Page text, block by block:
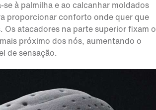
se à palmilha e ao calcanhar moldados
proporcionar conforto onde quer que
Os atacadores na parte superior fixam o
próximo dos nós, aumentando o
de sensação.